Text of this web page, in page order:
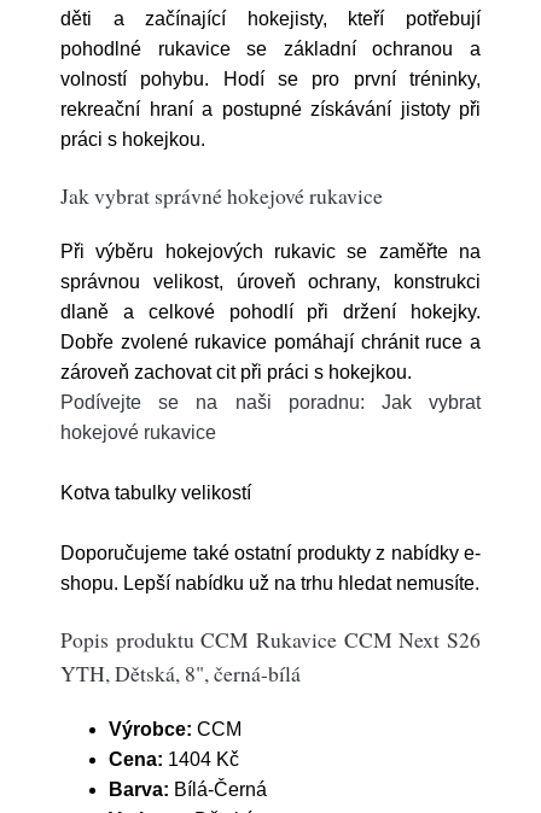
děti a začínající hokejisty, kteří potřebují
pohodlné rukavice se základní ochranou a
volností pohybu. Hodí se pro první tréninky,
rekreační hraní a postupné získávání jistoty při
práci s hokejkou.
Jak vybrat správné hokejové rukavice
Při výběru hokejových rukavic se zaměřte na
správnou velikost, úroveň ochrany, konstrukci
dlaně a celkové pohodlí při držení hokejky.
Dobře zvolené rukavice pomáhají chránit ruce a
zároveň zachovat cit při práci s hokejkou.
Podívejte se na naši poradnu: Jak vybrat
hokejové rukavice
Kotva tabulky velikostí
Doporučujeme také ostatní produkty z nabídky e-
shopu. Lepší nabídku už na trhu hledat nemusíte.
Popis produktu CCM Rukavice CCM Next S26
YTH, Dětská, 8", černá-bílá
Výrobce: CCM
Cena: 1404 Kč
Barva: Bílá-Černá